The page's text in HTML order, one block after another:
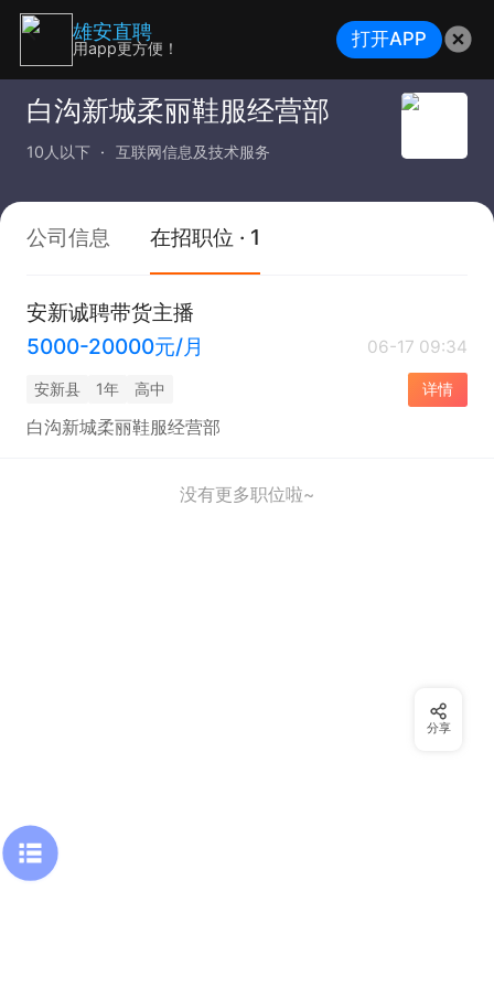
白沟新城柔丽鞋服经营部
10人以下 互联网信息及技术服务
公司信息 在招职位 · 1
安新诚聘带货主播
5000-20000元/月
06-17 09:34
安新县 1年 高中 详情
白沟新城柔丽鞋服经营部
没有更多职位啦~
分享
雄安直聘
用app更方便！ 打开APP